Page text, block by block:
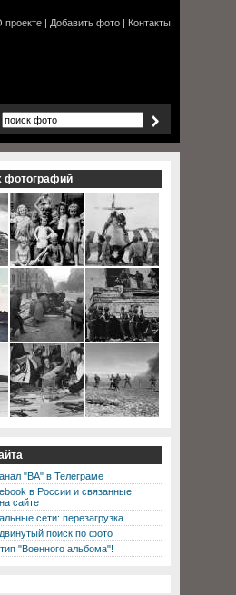
проекте | Добавить фото | Контакты
фотографий
"ВА" в Телеграме
в России и связанные
сайте
сети: перезагрузка
поиск по фото
"Военного альбома"!